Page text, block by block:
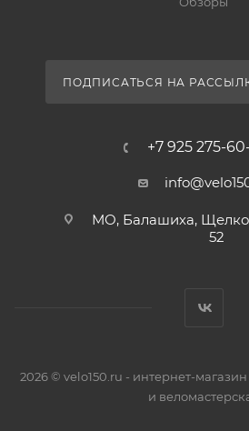
ПОДПИСАТЬСЯ НА
+7 925 275-
МО, Балашиха,
52
2026 © velo150.ru - интернет-
и